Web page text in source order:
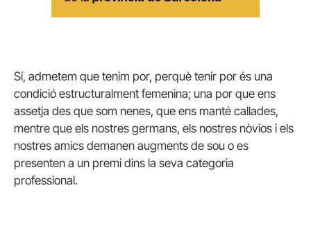
Sí, admetem que tenim por, perquè tenir por és una
condició estructuralment femenina; una por que ens
assetja des que som nenes, que ens manté callades,
mentre que els nostres germans, els nostres nòvios i els
nostres amics demanen augments de sou o es
presenten a un premi dins la seva categoria
professional.